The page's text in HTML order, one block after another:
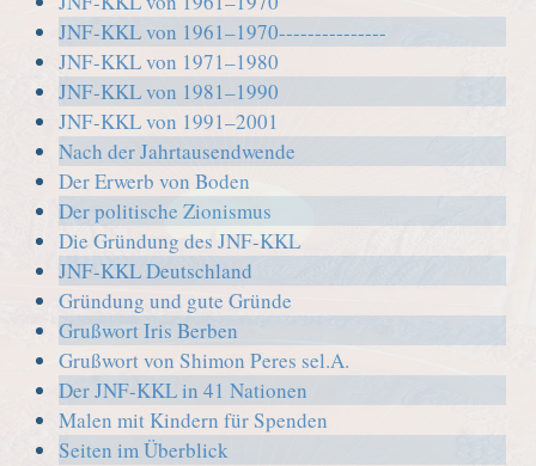
JNF-KKL von 1961–1970---------------
JNF-KKL von 1971–1980
JNF-KKL von 1981–1990
JNF-KKL von 1991–2001
Nach der Jahrtausendwende
Der Erwerb von Boden
Der politische Zionismus
Die Gründung des JNF-KKL
JNF-KKL Deutschland
Gründung und gute Gründe
Grußwort Iris Berben
Grußwort von Shimon Peres sel.A.
Der JNF-KKL in 41 Nationen
Malen mit Kindern für Spenden
Seiten im Überblick